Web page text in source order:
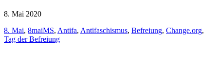
8. Mai 2020
8. Mai, 8maiMS, Antifa, Antifaschismus, Befreiung, Change.org,
Tag der Befreiung